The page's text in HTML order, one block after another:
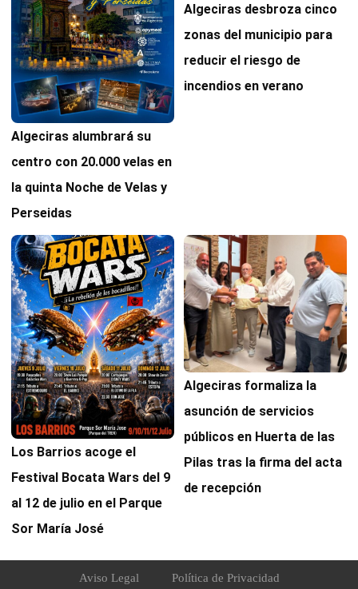
Algeciras alumbrará su
centro con 20.000 velas en
la quinta Noche de Velas y
Perseidas
Algeciras desbroza cinco
zonas del municipio para
reducir el riesgo de
incendios en verano
Los Barrios acoge el
Festival Bocata Wars del 9
al 12 de julio en el Parque
Sor María José
Algeciras formaliza la
asunción de servicios
públicos en Huerta de las
Pilas tras la firma del acta
de recepción
Aviso Legal Política de Privacidad